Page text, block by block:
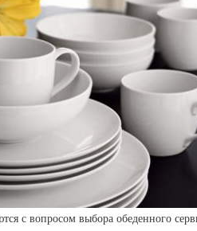
с вопросом выбора обеденного